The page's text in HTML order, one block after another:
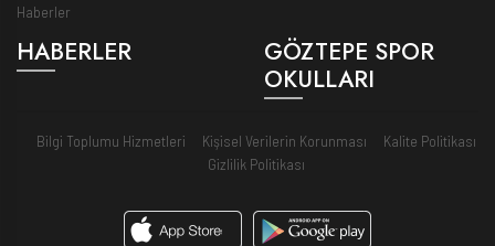
Haberler
HABERLER
GÖZTEPE SPOR
OKULLARI
Bilgi Toplumu Hizmetleri Kişisel Verilerin Korunması
Kalite Politikası
Gizlilik Politikası